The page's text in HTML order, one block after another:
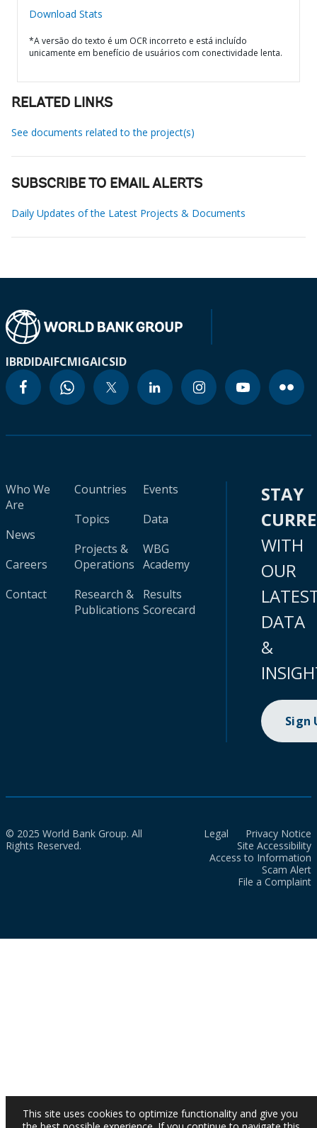
Download Stats
*A versão do texto é um OCR incorreto e está incluído
unicamente em benefício de usuários com conectividade lenta.
RELATED LINKS
See documents related to the project(s)
SUBSCRIBE TO EMAIL ALERTS
Daily Updates of the Latest Projects & Documents
IBRDIDAIFCMIGAICSID
Who We
Are
News
Careers
Contact
Countries
Topics
Projects &
Operations
Research &
Publications
Events
Data
WBG
Academy
Results
Scorecard
STAY
WITH
OUR
DATA
&
Sign
© 2025 World Bank Group. All
Rights Reserved.
Legal
Privacy Notice
Site Accessibility
Access to Information
Scam Alert
File a Complaint
This site uses cookies to optimize functionality and give you